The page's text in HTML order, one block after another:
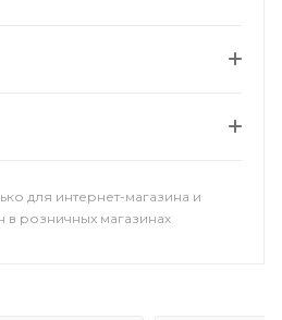
для интернет-магазина и
в розничных магазинах